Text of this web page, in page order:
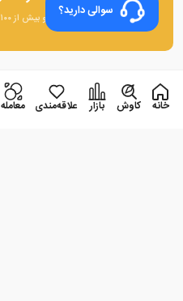
خرید و فروش اتریوم و بیش از ۱۰۰ رمز ارز دیگر در صرافی سالاریکس
آخرین مطالب
راهنمای جامع سئو در سال ۲۰۲۴ برای وبسایت‌های ایرانی
سوالی دارید؟
خانه کاوش بازار علاقه‌مندی معامله